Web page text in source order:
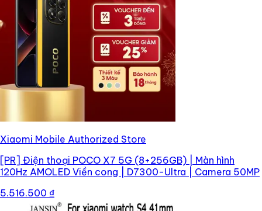
Xiaomi Mobile Authorized Store
[PR] Điện thoại POCO X7 5G (8+256GB) | Màn hình
120Hz AMOLED Viền cong | D7300-Ultra | Camera 50MP
5.516.500 ₫